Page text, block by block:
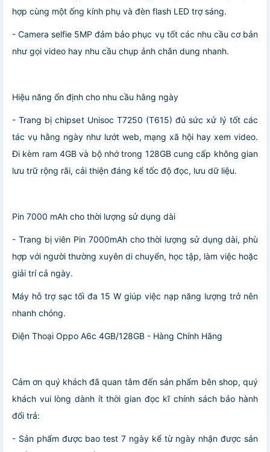
hợp cùng một ống kính phụ và đèn flash LED trợ sáng.
- Camera selfie 5MP đảm bảo phục vụ tốt các nhu cầu cơ bản
như gọi video hay nhu cầu chụp ảnh chân dung nhanh.
Hiệu năng ổn định cho nhu cầu hằng ngày
- Trang bị chipset Unisoc T7250 (T615) đủ sức xử lý tốt các
tác vụ hằng ngày như lướt web, mạng xã hội hay xem video.
Đi kèm ram 4GB và bộ nhớ trong 128GB cung cấp không gian
lưu trữ rộng rãi, cải thiện đáng kể tốc độ đọc, lưu dữ liệu.
Pin 7000 mAh cho thời lượng sử dụng dài
- Trang bị viên Pin 7000mAh cho thời lượng sử dụng dài, phù
hợp với người thường xuyên di chuyển, học tập, làm việc hoặc
giải trí cả ngày.
Máy hỗ trợ sạc tối đa 15 W giúp việc nạp năng lượng trở nên
nhanh chóng.
Điện Thoại Oppo A6c 4GB/128GB - Hàng Chính Hãng
Cảm ơn quý khách đã quan tâm đến sản phẩm bên shop, quý
khách vui lòng dành ít thời gian đọc kĩ chính sách bảo hành
đổi trả:
- Sản phẩm được bao test 7 ngày kể từ ngày nhận được sản